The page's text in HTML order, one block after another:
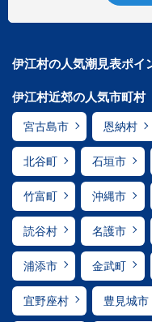
伊江村の人気潮見表ポイ
伊江村近郊の人気市町村
宮古島市 恩納村
北谷町 石垣市
竹富町 沖縄市
読谷村 名護市
浦添市 金武町
宜野座村 豊見城市